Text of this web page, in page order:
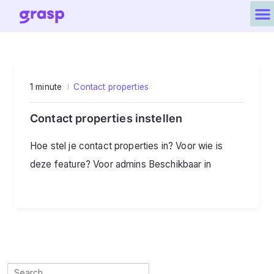
1 minute Contact properties
Contact properties instellen
Hoe stel je contact properties in? Voor wie is
deze feature? Voor admins Beschikbaar in